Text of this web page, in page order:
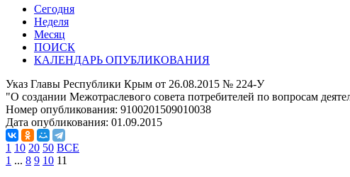
Сегодня
Неделя
Месяц
ПОИСК
КАЛЕНДАРЬ ОПУБЛИКОВАНИЯ
Указ Главы Республики Крым от 26.08.2015 № 224-У
"О создании Межотраслевого совета потребителей по вопросам
Номер опубликования: 9100201509010038
Дата опубликования: 01.09.2015
1 10 20 50 ВСЕ
1 ... 8 9 10 11